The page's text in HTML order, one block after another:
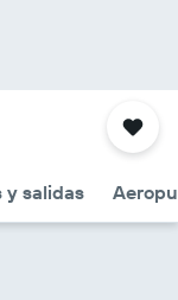
y salidas